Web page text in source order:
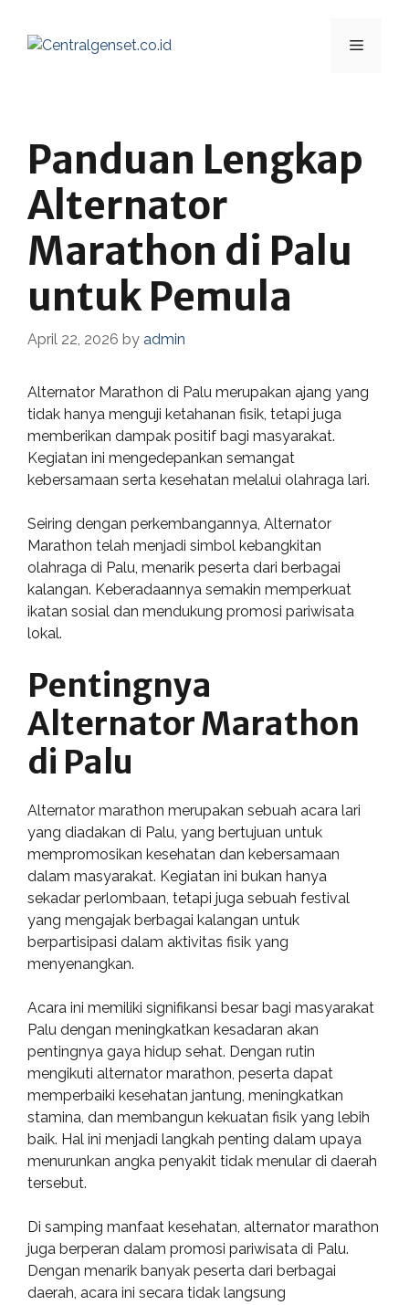
content
Menu
Panduan Lengkap
Alternator
Marathon di Palu
untuk Pemula
April 22, 2026 by admin
Alternator Marathon di Palu merupakan ajang yang
tidak hanya menguji ketahanan fisik, tetapi juga
memberikan dampak positif bagi masyarakat.
Kegiatan ini mengedepankan semangat
kebersamaan serta kesehatan melalui olahraga lari.
Seiring dengan perkembangannya, Alternator
Marathon telah menjadi simbol kebangkitan
olahraga di Palu, menarik peserta dari berbagai
kalangan. Keberadaannya semakin memperkuat
ikatan sosial dan mendukung promosi pariwisata
lokal.
Pentingnya
Alternator Marathon
di Palu
Alternator marathon merupakan sebuah acara lari
yang diadakan di Palu, yang bertujuan untuk
mempromosikan kesehatan dan kebersamaan
dalam masyarakat. Kegiatan ini bukan hanya
sekadar perlombaan, tetapi juga sebuah festival
yang mengajak berbagai kalangan untuk
berpartisipasi dalam aktivitas fisik yang
menyenangkan.
Acara ini memiliki signifikansi besar bagi masyarakat
Palu dengan meningkatkan kesadaran akan
pentingnya gaya hidup sehat. Dengan rutin
mengikuti alternator marathon, peserta dapat
memperbaiki kesehatan jantung, meningkatkan
stamina, dan membangun kekuatan fisik yang lebih
baik. Hal ini menjadi langkah penting dalam upaya
menurunkan angka penyakit tidak menular di daerah
tersebut.
Di samping manfaat kesehatan, alternator marathon
juga berperan dalam promosi pariwisata di Palu.
Dengan menarik banyak peserta dari berbagai
daerah, acara ini secara tidak langsung